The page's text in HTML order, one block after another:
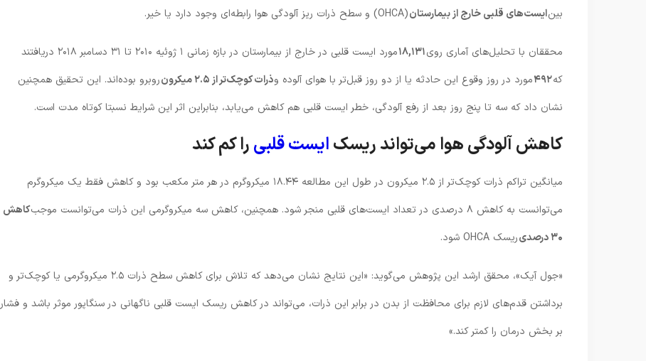
بینایست‌های قلبی خارج از بیمارستان(OHCA) و سطح ذرات ریز آلودگی هوا رابطه‌ای وجود دارد یا خیر.
محققان با تحلیل‌های آماری روی۱۸,۱۳۱
مورد ایست قلبی در خارج از بیمارستان در بازه زمانی ۱ ژوئیه ۲۰۱۰ تا ۳۱ دسامبر ۲۰۱۸ دریافتند
که۴۹۲مورد در روز وقوع این حادثه یا از دو روز قبل‌تر با هوای آلوده وذرات کوچک‌تر از ۲.۵ میکرون
روبرو بوده‌اند. این تحقیق همچنین
نشان داد که سه تا پنج روز بعد از رفع آلودگی، خطر ایست قلبی هم کاهش می‌یابد، بنابراین اثر این شرایط نسبتا کوتاه مدت است.
کاهش آلودگی هوا می‌تواند ریسکایست قلبیرا کم کند
میانگین تراکم ذرات کوچک‌تر از ۲.۵ میکرون در طول این مطالعه ۱۸.۴۴ میکروگرم در هر متر مکعب بود و کاهش فقط یک میکروگرم
می‌توانست به کاهش ۸ درصدی در تعداد ایست‌های قلبی منجر شود. همچنین، کاهش سه میکروگرمی این ذرات می‌توانست موجب
کاهش
۳۰ درصدی
ریسک OHCA شود.
«جول آیک»، محقق ارشد این پژوهش می‌گوید: «این نتایج نشان می‌دهد که تلاش برای کاهش سطح ذرات ۲.۵ میکروگرمی یا کوچک‌تر و
برداشتن قدم‌های لازم برای محافظت از بدن در برابر این ذرات، می‌تواند در کاهش ریسک ایست قلبی ناگهانی در سنگاپور موثر باشد و فشار
بر بخش درمان را کمتر کند.»